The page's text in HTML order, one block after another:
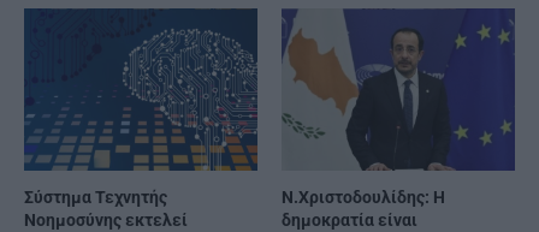
Σύστημα Τεχνητής
Νοημοσύνης εκτελεί
Ν.Χριστοδουλίδης: Η
δημοκρατία είναι